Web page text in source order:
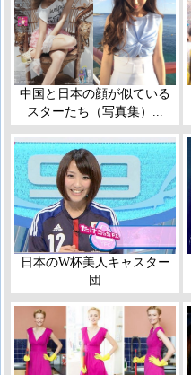
中国と日本の顔が似ている
スターたち（写真集）...
日本のW杯美人キャスター
団